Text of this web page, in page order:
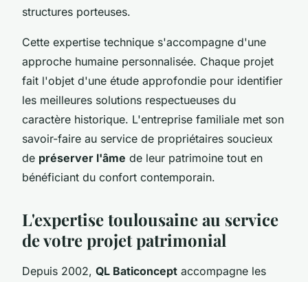
structures porteuses.
Cette expertise technique s'accompagne d'une
approche humaine personnalisée. Chaque projet
fait l'objet d'une étude approfondie pour identifier
les meilleures solutions respectueuses du
caractère historique. L'entreprise familiale met son
savoir-faire au service de propriétaires soucieux
de préserver l'âme de leur patrimoine tout en
bénéficiant du confort contemporain.
L'expertise toulousaine au service
de votre projet patrimonial
Depuis 2002, QL Baticoncept accompagne les